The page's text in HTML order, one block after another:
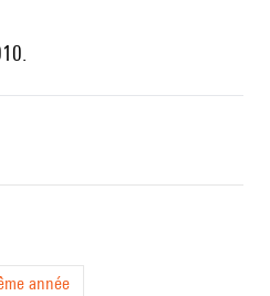
année